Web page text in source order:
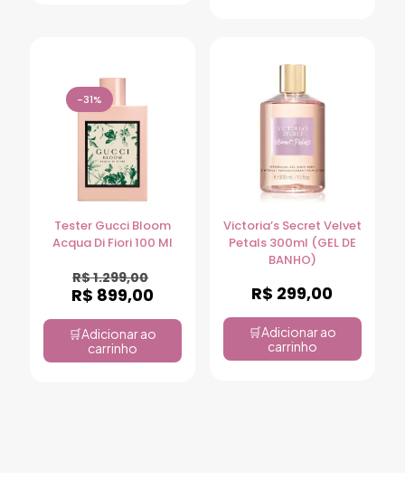
-31%
Tester Gucci Bloom
Acqua Di Fiori 100 Ml
R$1.299,00
R$ 899,00
Adicionar ao
carrinho
Victoria’s Secret Velvet
Petals 300ml (GEL DE
BANHO)
R$ 299,00
Adicionar ao
carrinho